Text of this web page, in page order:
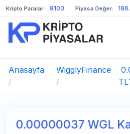
Kripto Paralar: 8103 Piyasa Değer:
Anasayfa
/
WigglyFinance
/
0.00000037 WGL